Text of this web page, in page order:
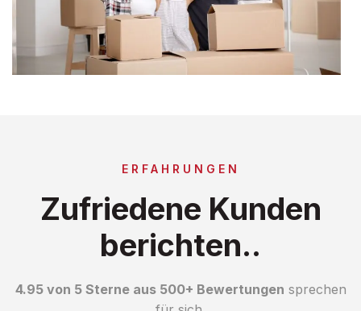
ERFAHRUNGEN
Zufriedene Kunden
berichten..
4.95 von 5 Sterne aus 500+ Bewertungen sprechen